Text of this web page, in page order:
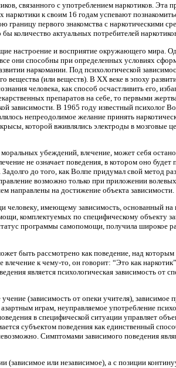
связанного с употреблением наркотиков. Эта
к своим 16 годам успевают
первого знакомства с наркотическими
количество актуальных потребителей
настроение и восприятие окружающего мира.
они способны при определенных условиях
наркомании. Под психологической
вещества (или веществ). В ХХ веке в эпоху
человека, как способ осчастливить его,
препаратов на себе, то первыми
зависимости. В 1965 году известный психолог
непреодолимое желание принять
которой вживлялись электроды в мозговые
убеждений, влечение, может себя
не означает поведения, в котором оно будет
до того, как Волпе придумал свой
возможно только при приложении
направлены на достижение объекта зависимости.
имеющему зависимость, основанный на
комплектуемых по специфическому объекту
программы самопомощи, получила широкое
быть рассмотрено как поведение, над
к чему-то, он говорит: “Это как
является психологическая зависимость от
(зависимость от опеки учителя),
играм, неуправляемое употребление
в специфической ситуации управляет
субъектом поведения как единственный
Симптомами зависимого поведения
или независимое), а с позиции